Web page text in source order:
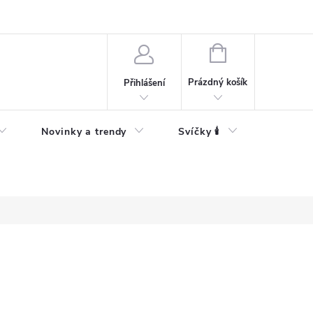
Přihlášení
NÁKUPNÍ
Prázdný košík
Novinky a trendy Svíčky 🕯️